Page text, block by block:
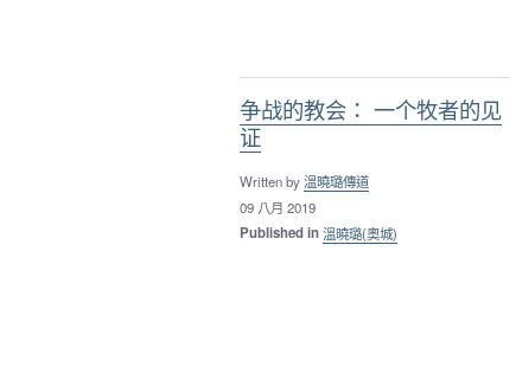
争战的教会： 一个牧者的见
证
Written by溫曉璐傳道
09 八月 2019
Published in溫曉璐(奧城)